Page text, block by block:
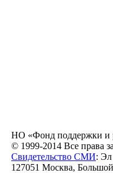
НО «Фонд поддержки и
© 1999-2014 Все права
Свидетельство СМИ:
127051 Москва,